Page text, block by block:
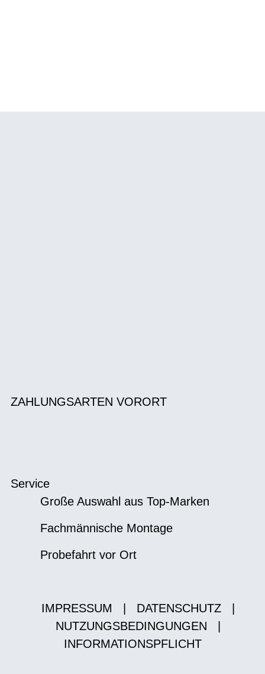
ZAHLUNGSARTEN VORORT
Service
Große Auswahl aus Top-Marken
Fachmännische Montage
Probefahrt vor Ort
IMPRESSUM DATENSCHUTZ
NUTZUNGSBEDINGUNGEN
INFORMATIONSPFLICHT